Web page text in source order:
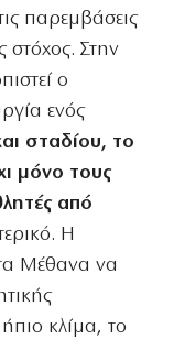
παρεμβάσεις
στόχος. Στην
ο
ενός
σταδίου, το
μόνο τους
από
Η
τα Μέθανα να
κλίμα, το